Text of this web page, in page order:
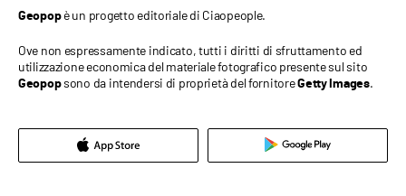
Geopopè un progetto editoriale di Ciaopeople.
Ove non espressamente indicato, tutti i diritti di sfruttamento ed
utilizzazione economica del materiale fotografico presente sul sito
Geopopsono da intendersi di proprietà del fornitoreGetty Images.